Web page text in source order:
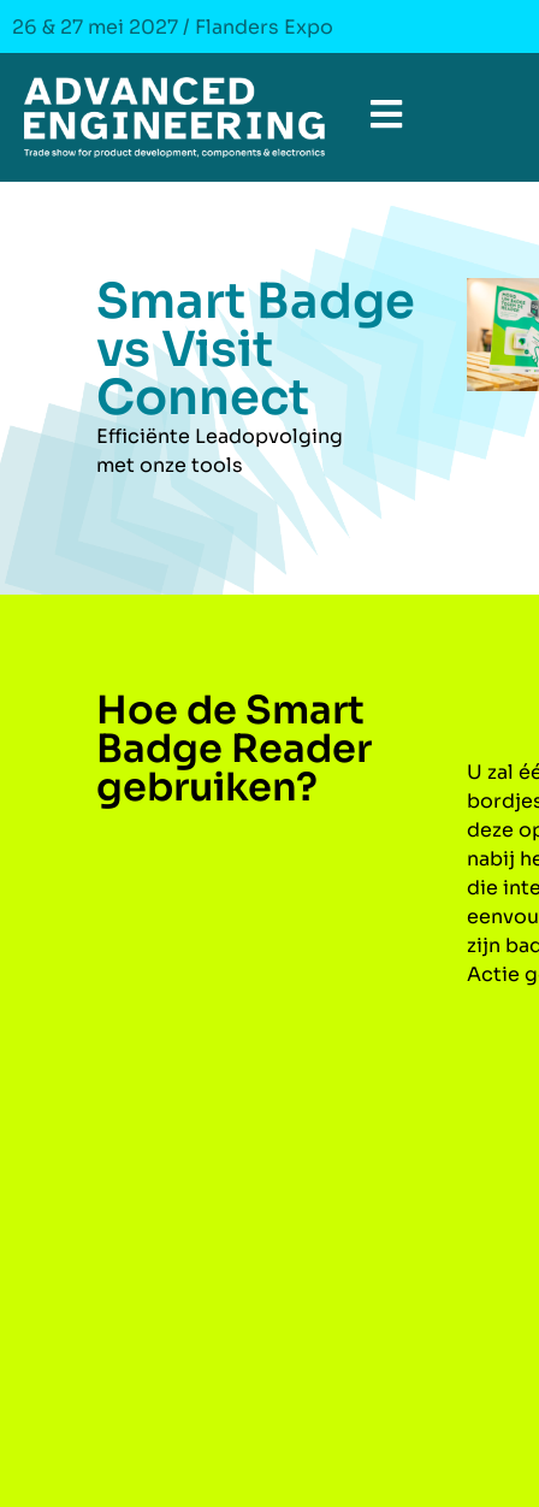
26 & 27 mei 2027 / Flanders Expo
Smart Badge
vs Visit
Connect
Efficiënte Leadopvolging
met onze tools
Hoe de Smart
Badge Reader
gebruiken?
U zal
deze
nabij
die
zijn
Actie